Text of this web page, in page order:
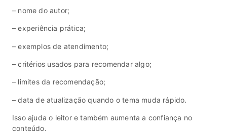
– nome do autor;
– experiência prática;
– exemplos de atendimento;
– critérios usados para recomendar algo;
– limites da recomendação;
– data de atualização quando o tema muda rápido.
Isso ajuda o leitor e também aumenta a confiança no
conteúdo.